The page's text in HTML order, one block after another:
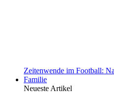
Zeitenwende im Football:
Familie
Neueste Artikel